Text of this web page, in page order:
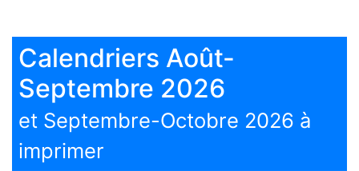
Calendriers Août-
Septembre 2026
et Septembre-Octobre 2026 à
imprimer